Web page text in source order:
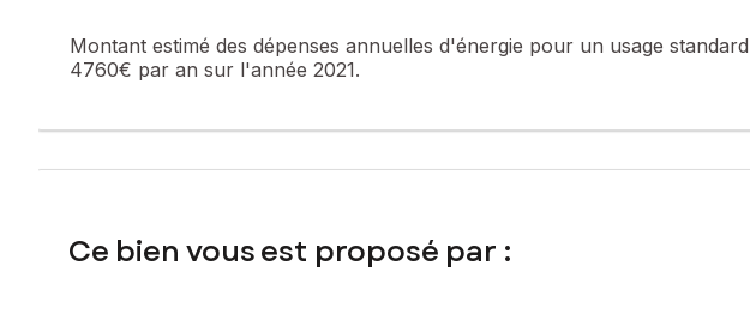
Les informations sur les risques auxquels ce bien est exposé sont disponibles sur le
Prix de vente hors honoraires d'agence : 200 000 €
Montant estimé des dépenses annuelles d'énergie pour un usage
4760€ par an sur l'année 2021.
Ce bien vous est proposé par :